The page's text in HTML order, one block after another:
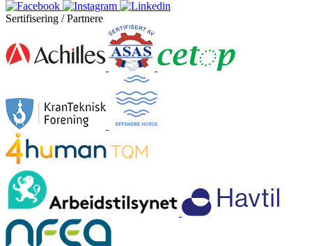
Sertifisering / Partnere